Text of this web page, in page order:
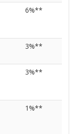
6%**
3%**
3%**
1%**